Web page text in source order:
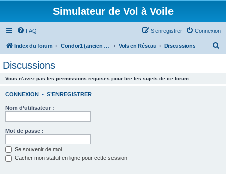
Simulateur de Vol à Voile
FAQ Connexion
S’enregistrer
Index du forum Condor1 (ancien forum) Vols en Réseau Discussions
Discussions
Vous n’avez pas les permissions requises pour lire les sujets de ce forum.
CONNEXION • S’ENREGISTRER
Nom d’utilisateur :
Mot de passe :
Se souvenir de moi
Cacher mon statut en ligne pour cette session